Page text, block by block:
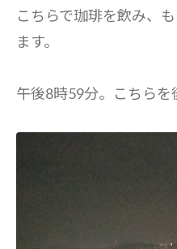
こちらで珈琲を飲み、
ます。
午後8時59分。こちらを